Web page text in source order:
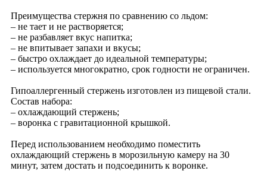
Преимущества стержня по сравнению со льдом:
– не тает и не растворяется;
– не разбавляет вкус напитка;
– не впитывает запахи и вкусы;
– быстро охлаждает до идеальной температуры;
– используется многократно, срок годности не ограничен.
Гипоаллергенный стержень изготовлен из пищевой стали.
Состав набора:
– охлаждающий стержень;
– воронка с гравитационной крышкой.
Перед использованием необходимо поместить
охлаждающий стержень в морозильную камеру на 30
минут, затем достать и подсоединить к воронке.